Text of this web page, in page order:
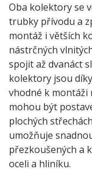
Oba kolektory se
trubky přívodu a
montáž i větších
nástrčných
spojit až dvanáct
kolektory jsou
vhodné k montáži
mohou být
plochých
umožňuje
přezkoušených a
oceli a hliníku.